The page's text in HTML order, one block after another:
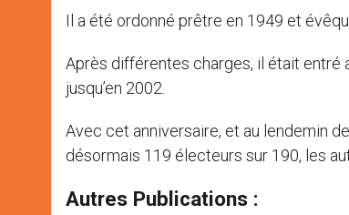
Il a été ordonné prêtre en 1949 et
Après différentes charges, il était entré
jusqu’en 2002.
Avec cet anniversaire, et au lendemin
désormais 119 électeurs sur 190, les
Autres Publications :